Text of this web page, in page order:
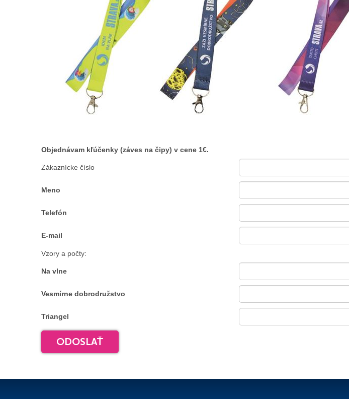
Objednávam kľúčenky (záves na čipy) v cene 1€.
Zákaznícke číslo
Meno
Telefón
E-mail
Vzory a počty:
Na vlne
Vesmírne dobrodružstvo
Triangel